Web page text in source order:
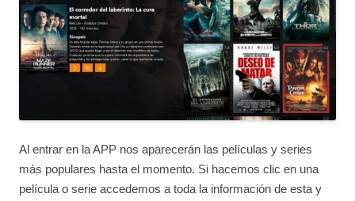
Al entrar en la APP nos aparecerán las películas y series
más populares hasta el momento. Si hacemos clic en una
película o serie accedemos a toda la información de esta y